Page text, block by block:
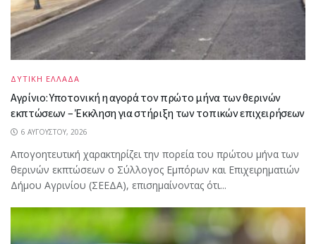
ΔΥΤΙΚΗ ΕΛΛΑΔΑ
Αγρίνιο: Υποτονική η αγορά τον πρώτο μήνα των θερινών
εκπτώσεων – Έκκληση για στήριξη των τοπικών επιχειρήσεων
6 ΑΥΓΟΎΣΤΟΥ, 2026
Απογοητευτική χαρακτηρίζει την πορεία του πρώτου μήνα των
θερινών εκπτώσεων ο Σύλλογος Εμπόρων και Επιχειρηματιών
Δήμου Αγρινίου (ΣΕΕΔΑ), επισημαίνοντας ότι...